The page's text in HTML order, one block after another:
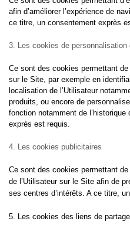
afin d’améliorer l’expérience de
ce titre, un consentement exprès
3. Les cookies de
Ce sont des cookies permettant de
sur le Site, par exemple en
localisation de l’Utilisateur
produits, ou encore de
fonction notamment de
exprès est requis.
4. Les cookies publicitaires
Ce sont des cookies permettant
de l’Utilisateur sur le Site afin de
ses centres d’intérêts. A ce titre,
5. Les cookies des liens de